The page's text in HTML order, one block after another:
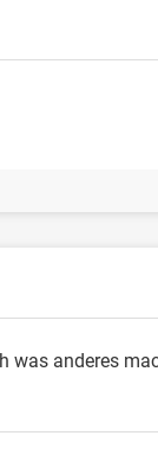
anderes